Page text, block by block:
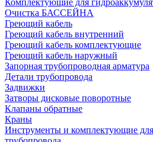
Комплектующие для
Очистка БАССЕЙНА
Греющий кабель
Греющий кабель внутренний
Греющий кабель комплектующие
Греющий кабель наружный
Запорная трубопроводная арматура
Детали трубопровода
Задвижки
Затворы дисковые поворотные
Клапаны обратные
Краны
Инструменты и комплектующие